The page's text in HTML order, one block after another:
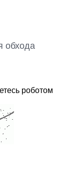
обхода
роботом